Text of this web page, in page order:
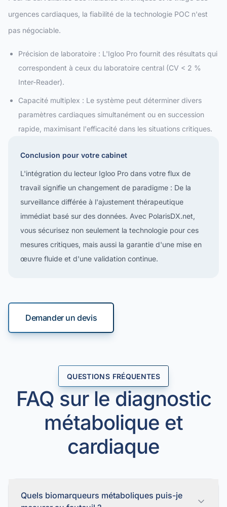
urgences cardiaques, la fiabilité de la technologie POC n'est
pas négociable.
Précision de laboratoire : L'Igloo Pro fournit des résultats qui
correspondent à ceux du laboratoire central (CV < 2 %
Inter-Reader).
Capacité multiplex : Le système peut déterminer divers
paramètres cardiaques simultanément ou en succession
rapide, maximisant l'efficacité dans les situations critiques.
Conclusion pour votre cabinet
L'intégration du lecteur Igloo Pro dans votre flux de
travail signifie un changement de paradigme : De la
surveillance différée à l'ajustement thérapeutique
immédiat basé sur des données. Avec PolarisDX.net,
vous sécurisez non seulement la technologie pour ces
mesures critiques, mais aussi la garantie d'une mise en
œuvre fluide et d'une validation continue.
Demander un devis
QUESTIONS FRÉQUENTES
FAQ sur le diagnostic
métabolique et
cardiaque
Quels biomarqueurs métaboliques puis-je